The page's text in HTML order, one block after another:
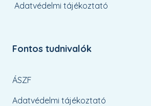
Adatvédelmi tájékoztató
Fontos tudnivalók
ÁSZF
Adatvédelmi tájékoztató